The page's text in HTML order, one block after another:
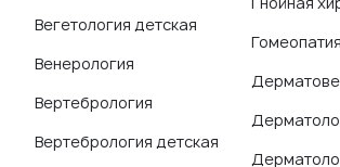
Вегетология детская
Венерология
Вертебрология
Вертебрология детская
Гомеопатия